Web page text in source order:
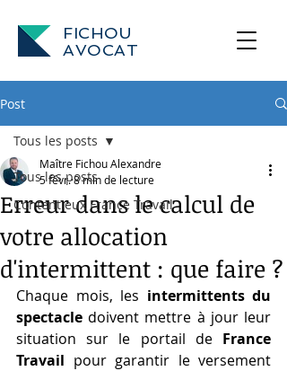
FICHOU
AVOCAT
Post
Tous les posts
Contentieux France Travail
Tous les posts
Erreur dans le calcul de
votre allocation
d'intermittent : que faire ?
Maître Fichou Alexandre
5 févr.8 min de lecture
Chaque mois, les intermittents du
spectacle doivent mettre à jour leur
situation sur le portail de France
Travail pour garantir le versement